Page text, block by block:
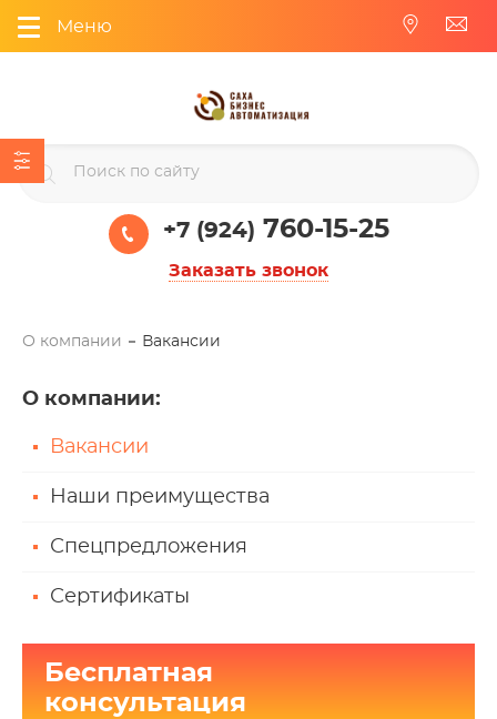
Меню
+7 (924) 760-15-25
Заказать звонок
О компании Вакансии
О компании:
Вакансии
Наши преимущества
Спецпредложения
Сертификаты
Бесплатная
консультация